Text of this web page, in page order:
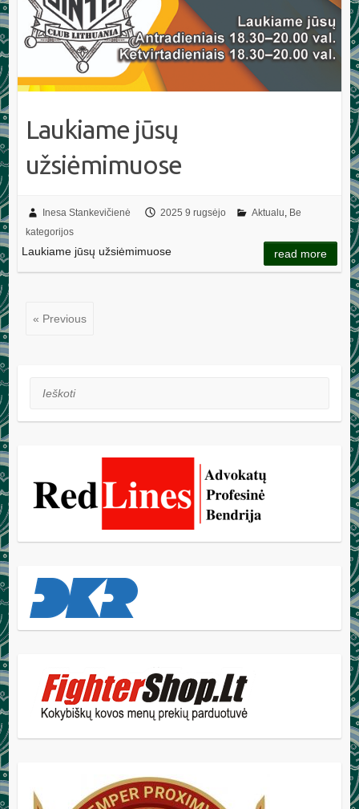
Laukiame jūsų
užsiėmimuose
Inesa Stankevičienė 2025 9 rugsėjo Aktualu, Be
kategorijos
Laukiame jūsų užsiėmimuose read more
« Previous
Ieškoti